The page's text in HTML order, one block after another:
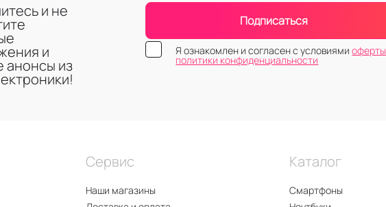
и не
и
анонсы из
Подписаться
Я ознакомлен и согласен с условиямиоферты
политики конфиденциальности
Сервис
Наши магазины
Каталог
Смартфоны